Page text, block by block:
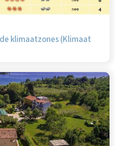
klimaatzones (Klimaat